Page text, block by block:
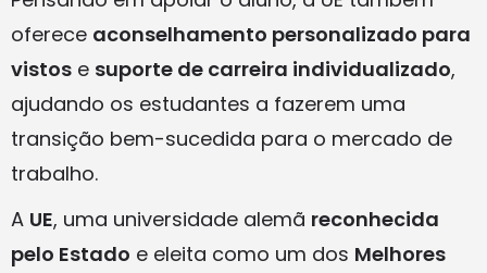
oferece aconselhamento personalizado para
vistos e suporte de carreira individualizado,
ajudando os estudantes a fazerem uma
transição bem-sucedida para o mercado de
trabalho.
A UE, uma universidade alemã reconhecida
pelo Estado e eleita como um dos Melhores